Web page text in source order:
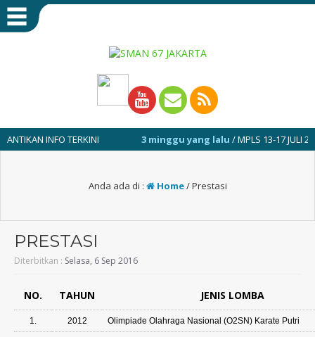
INFO TERKINI 3 minggu yang lalu/ MPLS 13-17 JULI 2026
Anda ada di : Home/Prestasi
PRESTASI
Diterbitkan : Selasa, 6 Sep 2016
NO. TAHUN JENIS LOMBA
1. 2012 Olimpiade Olahraga Nasional (O2SN) Karate Putri